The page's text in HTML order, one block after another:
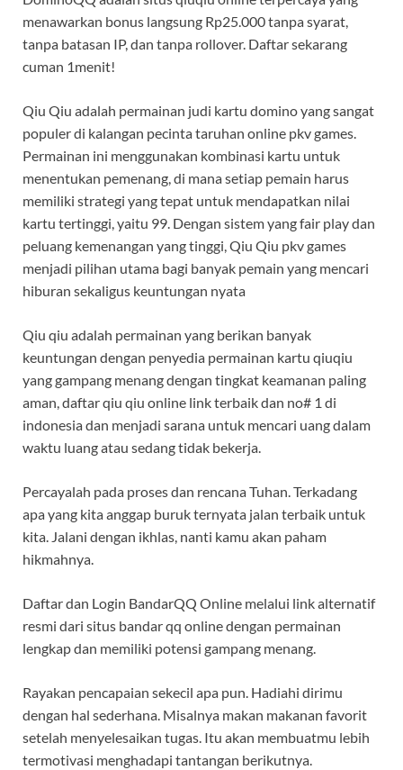
menawarkan bonus langsung Rp25.000 tanpa syarat,
tanpa batasan IP, dan tanpa rollover. Daftar sekarang
cuman 1menit!
Qiu Qiu adalah permainan judi kartu domino yang sangat
populer di kalangan pecinta taruhan online pkv games.
Permainan ini menggunakan kombinasi kartu untuk
menentukan pemenang, di mana setiap pemain harus
memiliki strategi yang tepat untuk mendapatkan nilai
kartu tertinggi, yaitu 99. Dengan sistem yang fair play dan
peluang kemenangan yang tinggi, Qiu Qiu pkv games
menjadi pilihan utama bagi banyak pemain yang mencari
hiburan sekaligus keuntungan nyata
Qiu qiu adalah permainan yang berikan banyak
keuntungan dengan penyedia permainan kartu qiuqiu
yang gampang menang dengan tingkat keamanan paling
aman, daftar qiu qiu online link terbaik dan no# 1 di
indonesia dan menjadi sarana untuk mencari uang dalam
waktu luang atau sedang tidak bekerja.
Percayalah pada proses dan rencana Tuhan. Terkadang
apa yang kita anggap buruk ternyata jalan terbaik untuk
kita. Jalani dengan ikhlas, nanti kamu akan paham
hikmahnya.
Daftar dan Login BandarQQ Online melalui link alternatif
resmi dari situs bandar qq online dengan permainan
lengkap dan memiliki potensi gampang menang.
Rayakan pencapaian sekecil apa pun. Hadiahi dirimu
dengan hal sederhana. Misalnya makan makanan favorit
setelah menyelesaikan tugas. Itu akan membuatmu lebih
termotivasi menghadapi tantangan berikutnya.